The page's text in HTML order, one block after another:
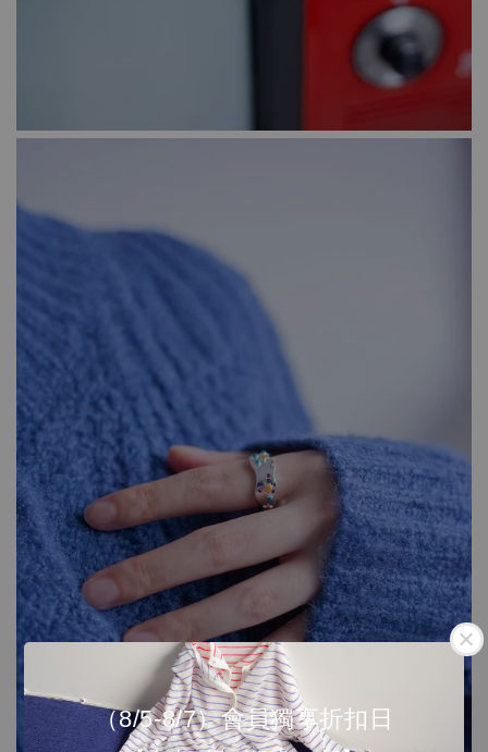
（8/5-8/7）會員獨享折扣日